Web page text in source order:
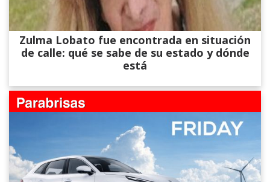
Zulma Lobato fue encontrada en situación
de calle: qué se sabe de su estado y dónde
está